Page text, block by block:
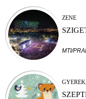
ZENE
MTI/